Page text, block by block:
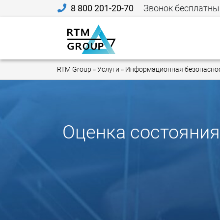
8 800 201-20-70 Звонок
RTM Group »Услуги » Информационная
Оценка